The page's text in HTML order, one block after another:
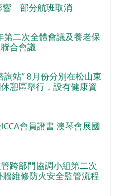
響 部分航班取消
二次全體會議及養老保
合會議
詢站” 8月份分別在松山東
憩區舉行，設有健康資
會員證書 澳琴會展國
跨部門協調小組第二次
維修防火安全監管流程